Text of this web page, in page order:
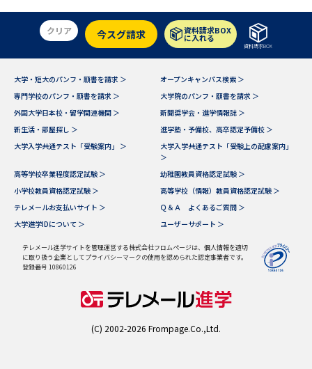
大学で学べる内容や特徴を調べる
新増設大学・学部・学科特集
国際・グローバルに強い大学特
データサイエンス特集 奨学金・特待生制度特集
デジタルパンフレット 進路の３択
（高3生用）
新学年スタート号特集ページ
（高2生用）
SELFBRAND特集ページ
オープンキャンパス検索
来場型・Web型イベント特集 夢ナビライブ
クリア 今スグ請求 資料請求BOX
に入れる
資料請求BOX
大学・短大のパンフ・願書を請求 ＞
オープンキャンパス検索 ＞
専門学校のパンフ・願書を請求 ＞
大学院のパンフ・願書を請求 ＞
外国大学日本校・留学関連機関 ＞
新聞奨学会・進学情報誌 ＞
新生活・部屋探し ＞
進学塾・予備校、高卒認定予備校 ＞
大学入学共通テスト「受験案内」 ＞
大学入学共通テスト「受験上の配慮案内」
＞
高等学校卒業程度認定試験 ＞
幼稚園教員資格認定試験 ＞
小学校教員資格認定試験 ＞
高等学校（情報）教員資格認定試験 ＞
テレメールお支払いサイト ＞
Ｑ＆Ａ よくあるご質問 ＞
大学進学IDについて ＞
ユーザーサポート ＞
テレメール進学サイトを管理運営する株式会社フロムページは、個人情報を適切
に取り扱う企業としてプライバシーマークの使用を認められた認定事業者です。
登録番号 10860126
(C) 2002-2026 Frompage.Co.,Ltd.